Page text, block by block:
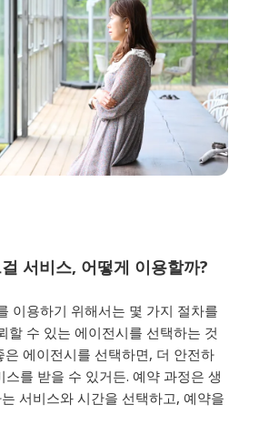
서비스, 어떻게 이용할까?
이용하기 위해서는 몇 가지 절차를
할 수 있는 에이전시를 선택하는 것
은 에이전시를 선택하면, 더 안전하
스를 받을 수 있거든. 예약 과정은 생
서비스와 시간을 선택하고, 예약을